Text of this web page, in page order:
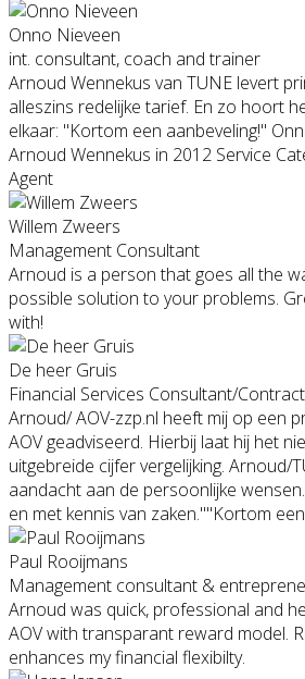
Onno Nieveen
int. consultant, coach and trainer
Arnoud Wennekus van TUNE levert
alleszins redelijke tarief. En zo hoort
elkaar: "Kortom een aanbeveling!"
Arnoud Wennekus in 2012 Service
Agent
Willem Zweers
Management Consultant
Arnoud is a person that goes all the
possible solution to your problems.
with!
De heer Gruis
Financial Services Consultant/
Arnoud/ AOV-zzp.nl heeft mij op een
AOV geadviseerd. Hierbij laat hij het
uitgebreide cijfer vergelijking. Arnoud/
aandacht aan de persoonlijke
en met kennis van zaken.""Kortom
Paul Rooijmans
Management consultant &
Arnoud was quick, professional and
AOV with transparant reward model.
enhances my financial flexibilty.